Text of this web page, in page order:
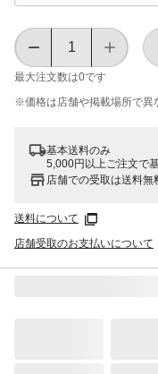
最大注文数は0です
※価格は​店舗や​掲載場所で​異
基本送料のみ
5,000円以上ご注文で
店舗での受取は送料無
送料について
店舗受取のお支払いについて